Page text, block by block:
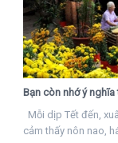
Bạn còn nhớ ý
Mỗi dịp Tết đến,
cảm thấy nôn nao,